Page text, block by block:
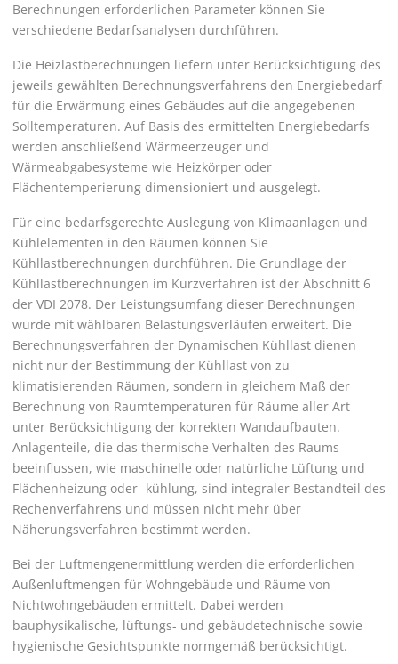
Berechnungen erforderlichen Parameter können Sie
verschiedene Bedarfsanalysen durchführen.
Die Heizlastberechnungen liefern unter Berücksichtigung des
jeweils gewählten Berechnungsverfahrens den Energiebedarf
für die Erwärmung eines Gebäudes auf die angegebenen
Solltemperaturen. Auf Basis des ermittelten Energiebedarfs
werden anschließend Wärmeerzeuger und
Wärmeabgabesysteme wie Heizkörper oder
Flächentemperierung dimensioniert und ausgelegt.
Für eine bedarfsgerechte Auslegung von Klimaanlagen und
Kühlelementen in den Räumen können Sie
Kühllastberechnungen durchführen. Die Grundlage der
Kühllastberechnungen im Kurzverfahren ist der Abschnitt 6
der VDI 2078. Der Leistungsumfang dieser Berechnungen
wurde mit wählbaren Belastungsverläufen erweitert. Die
Berechnungsverfahren der Dynamischen Kühllast dienen
nicht nur der Bestimmung der Kühllast von zu
klimatisierenden Räumen, sondern in gleichem Maß der
Berechnung von Raumtemperaturen für Räume aller Art
unter Berücksichtigung der korrekten Wandaufbauten.
Anlagenteile, die das thermische Verhalten des Raums
beeinflussen, wie maschinelle oder natürliche Lüftung und
Flächenheizung oder -kühlung, sind integraler Bestandteil des
Rechenverfahrens und müssen nicht mehr über
Näherungsverfahren bestimmt werden.
Bei der Luftmengenermittlung werden die erforderlichen
Außenluftmengen für Wohngebäude und Räume von
Nichtwohngebäuden ermittelt. Dabei werden
bauphysikalische, lüftungs- und gebäudetechnische sowie
hygienische Gesichtspunkte normgemäß berücksichtigt.